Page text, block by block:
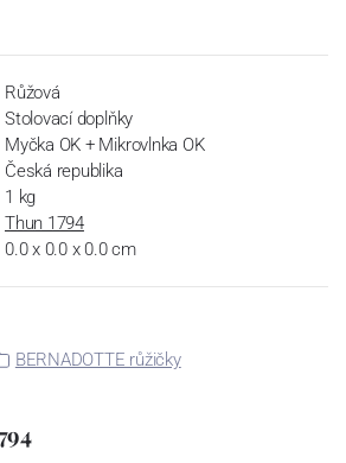
Růžová
Stolovací doplňky
Myčka OK + Mikrovlnka OK
Česká republika
1 kg
Thun 1794
0.0 x 0.0 x 0.0 cm
BERNADOTTE růžičky